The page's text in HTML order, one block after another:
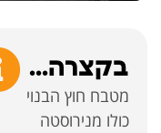
בקצרה...
מטבח חוץ הבנוי
כולו מנירוסטה